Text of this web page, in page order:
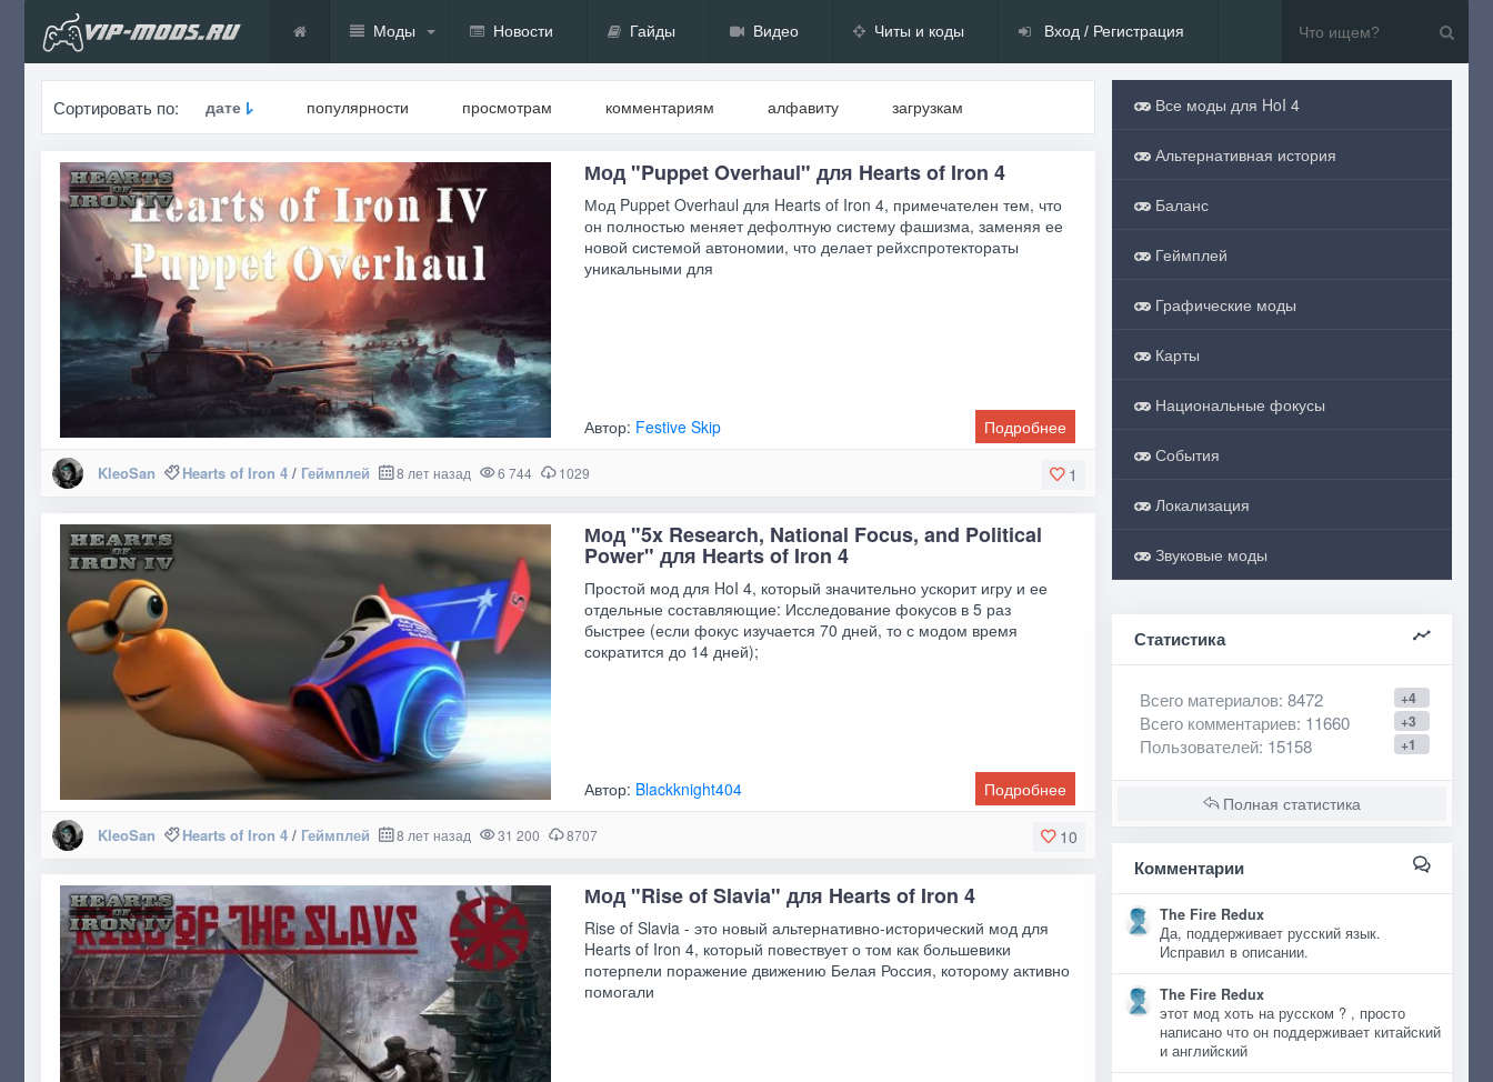
Моды Новости Гайды Видео Читы и коды Вход / Регистрация
Сортировать по: дате популярности просмотрам комментариям алфавиту загрузкам
Мод "Puppet Overhaul" для Hearts of Iron 4
Мод Puppet Overhaul для Hearts of Iron 4, примечателен тем, что
он полностью меняет дефолтную систему фашизма, заменяя ее
новой системой автономии, что делает рейхспротектораты
уникальными для
Автор: Festive Skip Подробнее
1
KleoSan Hearts of Iron 4/ Геймплей 8 лет назад 6 744 1029
Мод "5x Research, National Focus, and Political
Power" для Hearts of Iron 4
Простой мод для HoI 4, который значительно ускорит игру и ее
отдельные составляющие: Исследование фокусов в 5 раз
быстрее (если фокус изучается 70 дней, то с модом время
сократится до 14 дней);
Автор: Blackknight404 Подробнее
10
KleoSan Hearts of Iron 4/ Геймплей 8 лет назад 31 200 8707
Мод "Rise of Slavia" для Hearts of Iron 4
Rise of Slavia - это новый альтернативно-исторический мод для
Hearts of Iron 4, который повествует о том как большевики
потерпели поражение движению Белая Россия, которому активно
помогали
Все моды для HoI 4
Альтернативная история
Баланс
Геймплей
Графические моды
Карты
Национальные фокусы
События
Локализация
Звуковые моды
Статистика
+4
Всего материалов: 8472
+3
Всего комментариев: 11660
+1
Пользователей: 15158
Полная статистика
Комментарии
The Fire Redux
Да, поддерживает русский язык.
Исправил в описании.
The Fire Redux
этот мод хоть на русском ? , просто
написано что он поддерживает китайский
и английский